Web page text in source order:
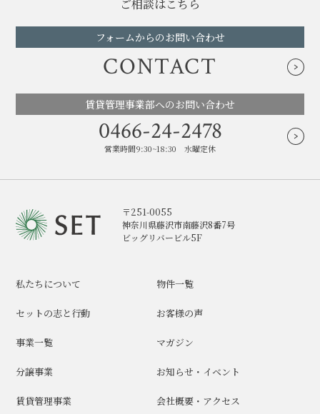
ご相談はこちら
フォームからのお問い合わせ
CONTACT
賃貸管理事業部へのお問い合わせ
0466-24-2478
営業時間9:30~18:30 水曜定休
〒251-0055
神奈川県藤沢市南藤沢8番7号
ビッグリバービル5F
私たちについて
セットの志と行動
事業一覧
分譲事業
賃貸管理事業
物件一覧
お客様の声
マガジン
お知らせ・イベント
会社概要・アクセス